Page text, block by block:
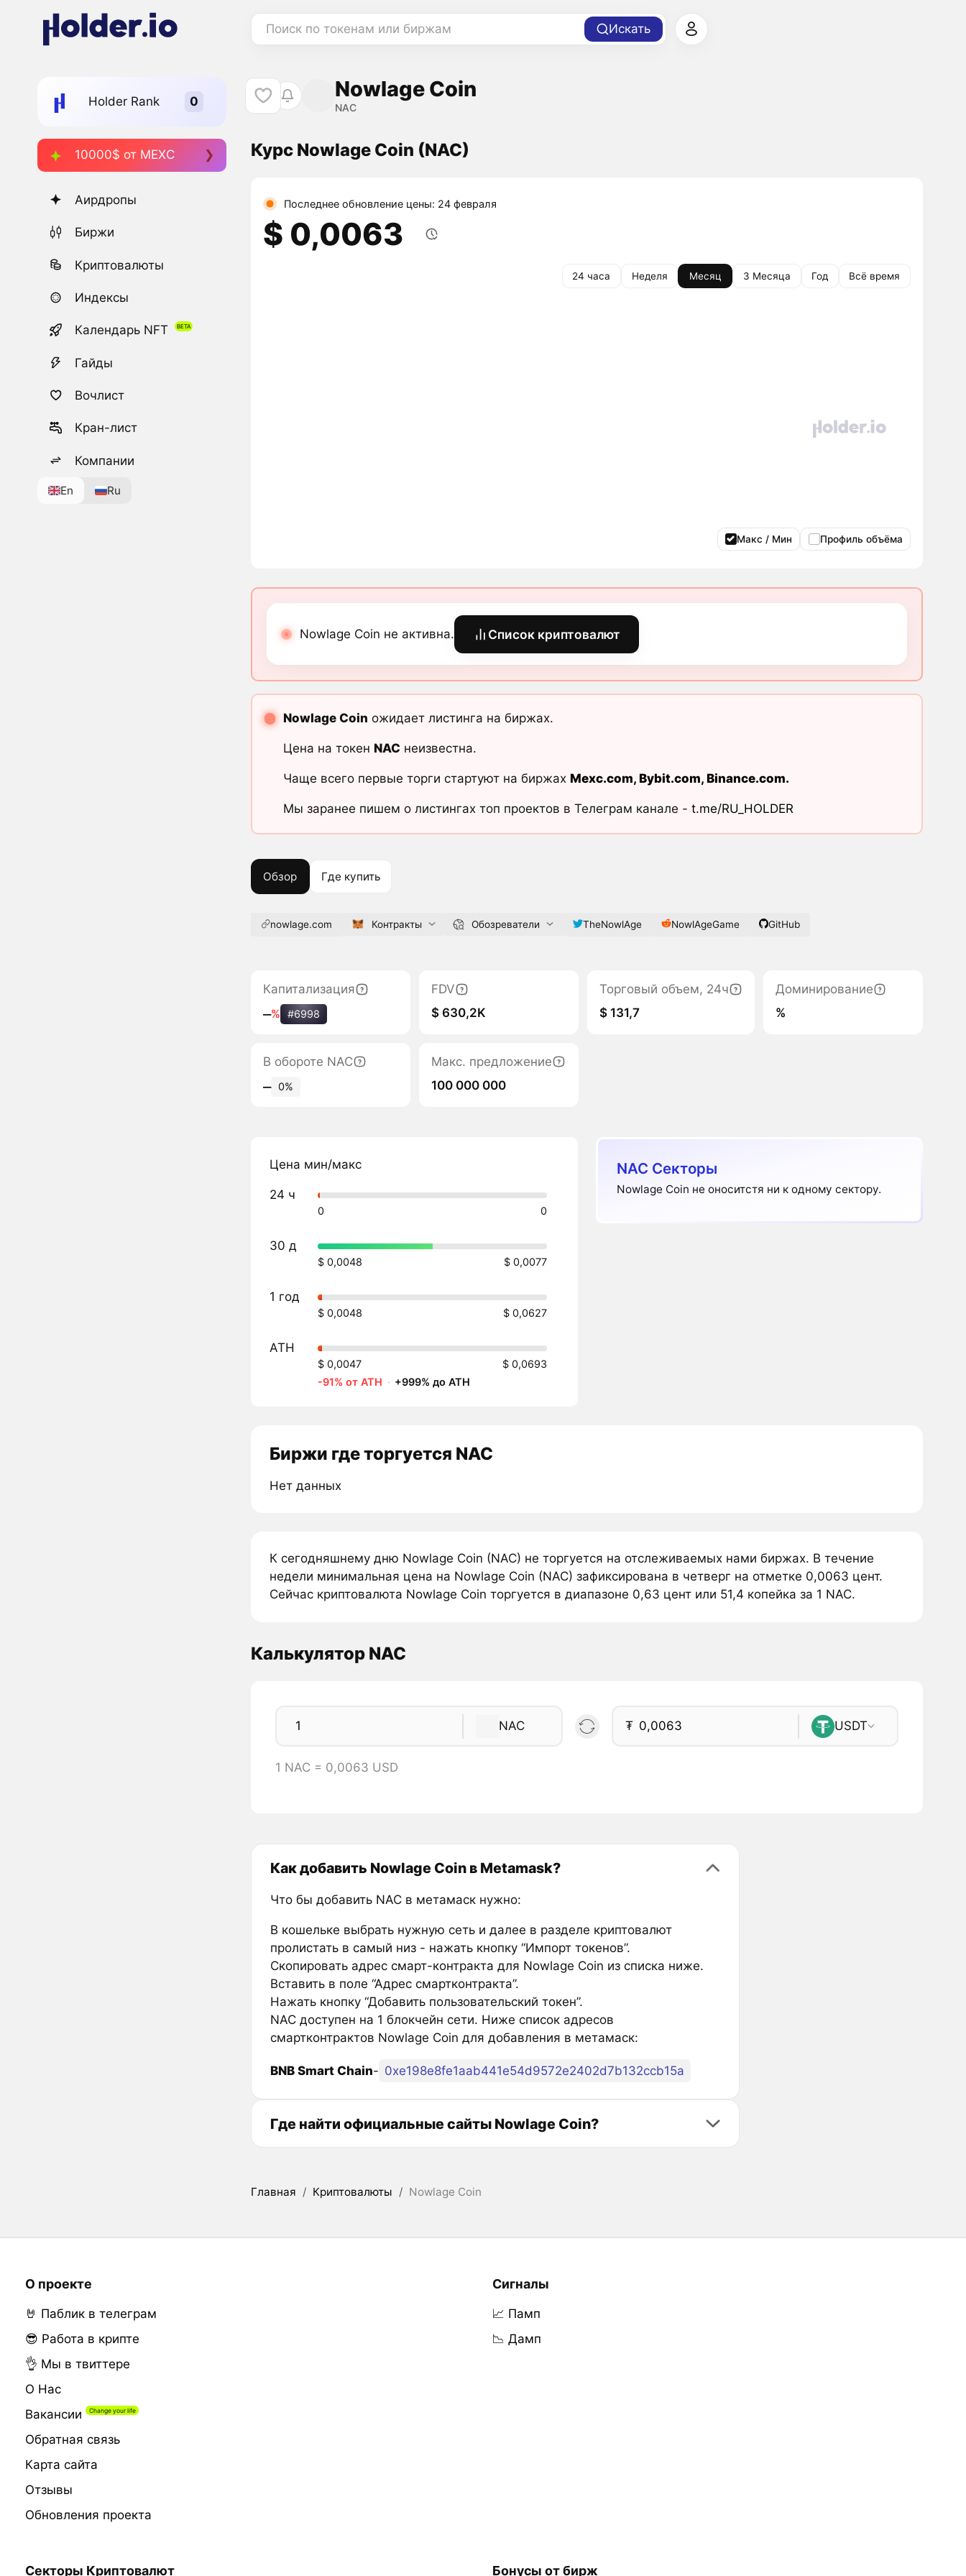
Поиск по токенам или биржам Искать
Holder Rank
10000$ от MEXC
Аирдропы
Биржи
Криптовалюты
Индексы
Календарь NFT
Гайды
Вочлист
Кран-лист
Компании
En Ru
Nowlage Coin
NAC
Курс Nowlage Coin (NAC)
Последнее обновление цены: 24 февраля
$ 0,0063
24 часа Неделя Месяц 3 Месяца Год Всё время
Макс / Мин Профиль объёма
Nowlage Coin не активна. Список криптовалют
Nowlage Coin ожидает листинга на биржах.
Цена на токен NAC неизвестна.
Чаще всего первые торги стартуют на биржах Mexc.com, Bybit.com, Binance.com.
Мы заранее пишем о листингах топ проектов в Телеграм канале - t.me/RU_HOLDER
Обзор Где купить
nowlage.com Контракты Обозреватели TheNowlAge NowlAgeGame GitHub
Капитализация
‒% #6998
FDV
$ 630,2K
Торговый объем, 24ч
$ 131,7
Доминирование
%
В обороте NAC
‒ 0%
Макс. предложение
100 000 000
Цена мин/макс
24 ч
0 0
30 д
$ 0,0048 $ 0,0077
1 год
$ 0,0048 $ 0,0627
ATH
$ 0,0047
$ 0,0693
-91% от ATH · +999% до ATH
NAC Секторы
Nowlage Coin не оноситстя ни к одному сектору.
Биржи где торгуется NAC
Нет данных
К сегодняшнему дню Nowlage Coin (NAC) не торгуется на отслеживаемых нами биржах. В течение
недели минимальная цена на Nowlage Coin (NAC) зафиксирована в четверг на отметке 0,0063 цент.
Сейчас криптовалюта Nowlage Coin торгуется в диапазоне 0,63 цент или 51,4 копейка за 1 NAC.
Калькулятор NAC
NAC ₮ USDT
1 NAC = 0,0063 USD
Как добавить Nowlage Coin в Metamask?
Что бы добавить NAC в метамаск нужно:
В кошельке выбрать нужную сеть и далее в разделе криптовалют
пролистать в самый низ - нажать кнопку “Импорт токенов”.
Скопировать адрес смарт-контракта для Nowlage Coin из списка ниже.
Вставить в поле “Адрес смартконтракта”.
Нажать кнопку “Добавить пользовательский токен”.
NAC доступен на 1 блокчейн сети. Ниже список адресов
смартконтрактов Nowlage Coin для добавления в метамаск:
BNB Smart Chain- 0xe198e8fe1aab441e54d9572e2402d7b132ccb15a
Где найти официальные сайты Nowlage Coin?
Главная / Криптовалюты / Nowlage Coin
О проекте
🤘 Паблик в телеграм
😎 Работа в крипте
👌 Мы в твиттере
О Нас
Вакансии
Обратная связь
Карта сайта
Отзывы
Обновления проекта
Сигналы
📈 Памп
📉 Дамп
Секторы Криптовалют Бонусы от бирж